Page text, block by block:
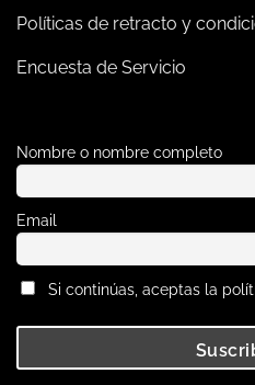
Políticas de retracto y
Encuesta de Servicio
Nombre o nombre completo
Email
Si continúas, aceptas la